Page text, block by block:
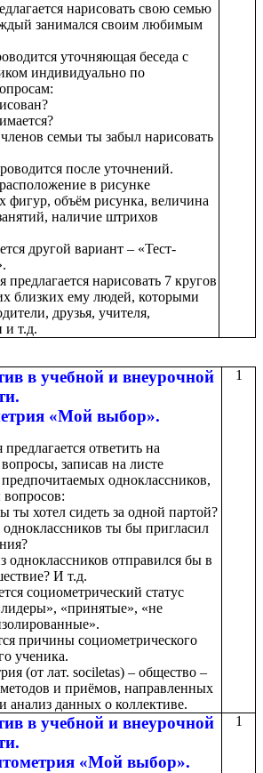
нарисовать свою семью
занимался своим любимым
уточняющая беседа с
индивидуально по
семьи ты забыл нарисовать
после уточнений.
в рисунке
фигур, объём рисунка, величина
наличие штрихов
другой вариант – «Тест-
нарисовать 7 кругов
близких ему людей, которыми
друзья, учителя,
и т.д.
в учебной и внеурочной
«Мой выбор».
ответить на
записав на листе
одноклассников,
ты хотел сидеть за одной партой?
одноклассников ты бы пригласил
одноклассников отправился бы в
И т.д.
социометрический статус
«принятые», «не
причины социометрического
ученика.
(от лат. sociletas) – общество –
и приёмов, направленных
анализ данных о коллективе.
1
в учебной и внеурочной
«Мой выбор».
1